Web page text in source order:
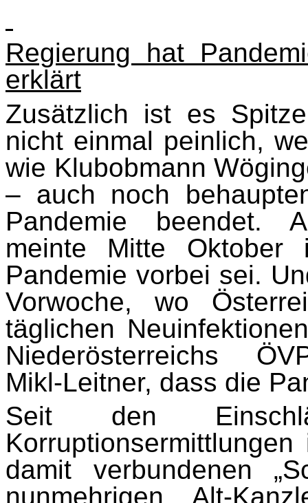
Regierung hat
erklärt
Zusätzlich ist es
nicht einmal peinlich,
wie Klubobmann
– auch noch
Pandemie beendet.
meinte Mitte Oktober
Pandemie vorbei sei.
Vorwoche, wo
täglichen
Niederösterreichs
Mikl-Leitner, dass die
Seit den
damit verbundenen
nunmehrigen Alt-